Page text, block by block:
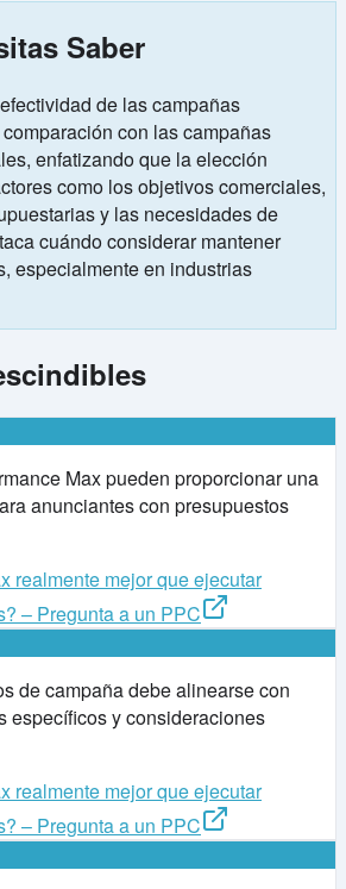
Saber
de las campañas
con las campañas
enfatizando que la elección
como los objetivos comerciales,
y las necesidades de
cuándo considerar mantener
especialmente en industrias
Max pueden proporcionar una
anunciantes con presupuestos
realmente mejor que ejecutar
– Pregunta a un PPC
de campaña debe alinearse con
específicos y consideraciones
realmente mejor que ejecutar
– Pregunta a un PPC